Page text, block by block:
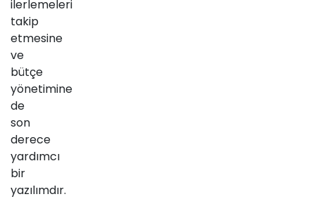
ilerlemeleri
takip
etmesine
ve
bütçe
yönetimine
de
son
derece
yardımcı
bir
yazılımdır.